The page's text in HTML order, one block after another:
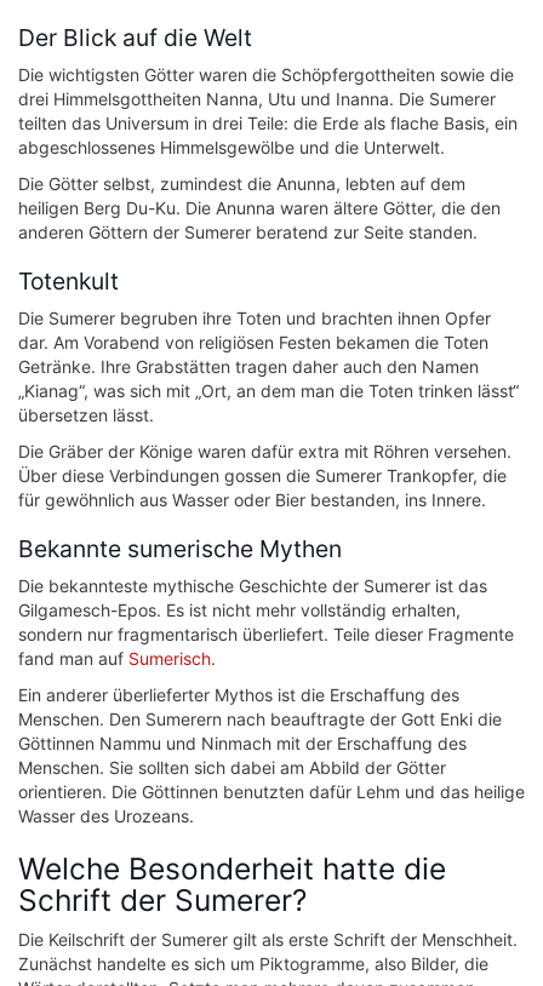
Der Blick auf die Welt
Die wichtigsten Götter waren die Schöpfergottheiten sowie die
drei Himmelsgottheiten Nanna, Utu und Inanna. Die Sumerer
teilten das Universum in drei Teile: die Erde als flache Basis, ein
abgeschlossenes Himmelsgewölbe und die Unterwelt.
Die Götter selbst, zumindest die Anunna, lebten auf dem
heiligen Berg Du-Ku. Die Anunna waren ältere Götter, die den
anderen Göttern der Sumerer beratend zur Seite standen.
Totenkult
Die Sumerer begruben ihre Toten und brachten ihnen Opfer
dar. Am Vorabend von religiösen Festen bekamen die Toten
Getränke. Ihre Grabstätten tragen daher auch den Namen
„Kianag“, was sich mit „Ort, an dem man die Toten trinken lässt“
übersetzen lässt.
Die Gräber der Könige waren dafür extra mit Röhren versehen.
Über diese Verbindungen gossen die Sumerer Trankopfer, die
für gewöhnlich aus Wasser oder Bier bestanden, ins Innere.
Bekannte sumerische Mythen
Die bekannteste mythische Geschichte der Sumerer ist das
Gilgamesch-Epos. Es ist nicht mehr vollständig erhalten,
sondern nur fragmentarisch überliefert. Teile dieser Fragmente
fand man auf Sumerisch.
Ein anderer überlieferter Mythos ist die Erschaffung des
Menschen. Den Sumerern nach beauftragte der Gott Enki die
Göttinnen Nammu und Ninmach mit der Erschaffung des
Menschen. Sie sollten sich dabei am Abbild der Götter
orientieren. Die Göttinnen benutzten dafür Lehm und das heilige
Wasser des Urozeans.
Welche Besonderheit hatte die
Schrift der Sumerer?
Die Keilschrift der Sumerer gilt als erste Schrift der Menschheit.
Zunächst handelte es sich um Piktogramme, also Bilder, die